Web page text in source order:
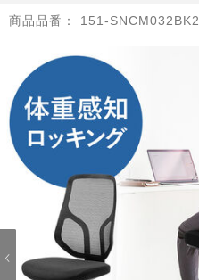
商品品番： 151-SNCM032BK2